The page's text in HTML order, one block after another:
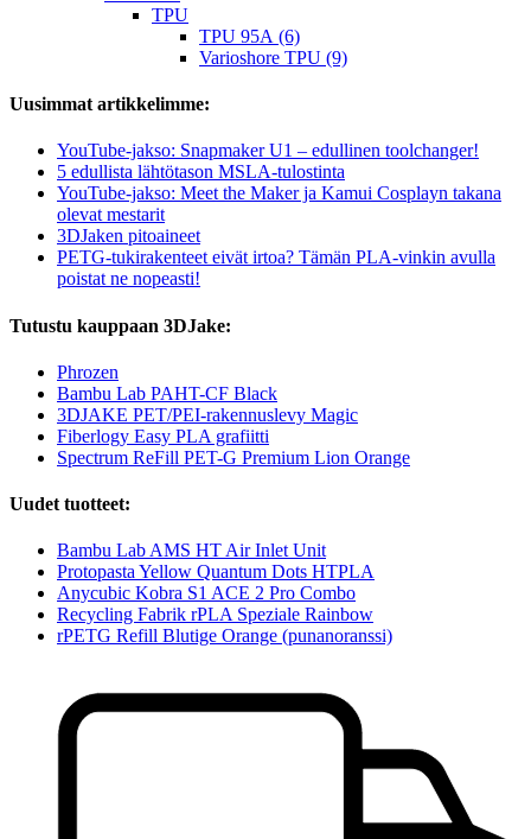
TPU
TPU 95A (6)
Varioshore TPU (9)
Uusimmat artikkelimme:
YouTube-jakso: Snapmaker U1 – edullinen toolchanger!
5 edullista lähtötason MSLA-tulostinta
YouTube-jakso: Meet the Maker ja Kamui Cosplayn takana
olevat mestarit
3DJaken pitoaineet
PETG-tukirakenteet eivät irtoa? Tämän PLA-vinkin avulla
poistat ne nopeasti!
Tutustu kauppaan 3DJake:
Phrozen
Bambu Lab PAHT-CF Black
3DJAKE PET/PEI-rakennuslevy Magic
Fiberlogy Easy PLA grafiitti
Spectrum ReFill PET-G Premium Lion Orange
Uudet tuotteet:
Bambu Lab AMS HT Air Inlet Unit
Protopasta Yellow Quantum Dots HTPLA
Anycubic Kobra S1 ACE 2 Pro Combo
Recycling Fabrik rPLA Speziale Rainbow
rPETG Refill Blutige Orange (punanoranssi)